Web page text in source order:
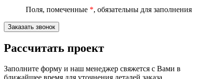
Поля, помеченные *, обязательны для заполнения
Заказать звонок
Рассчитать проект
Заполните форму и наш менеджер свяжется с Вами в